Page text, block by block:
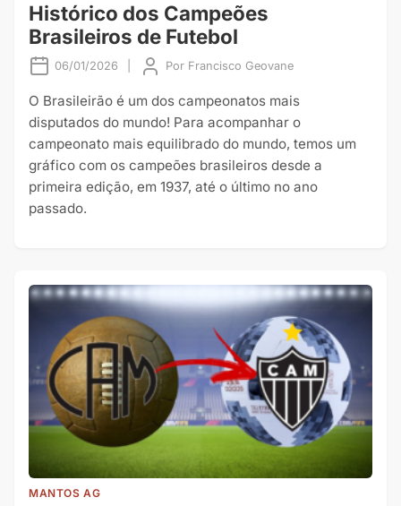
Histórico dos Campeões
Brasileiros de Futebol
06/01/2026 Por Francisco Geovane
O Brasileirão é um dos campeonatos mais
disputados do mundo! Para acompanhar o
campeonato mais equilibrado do mundo, temos um
gráfico com os campeões brasileiros desde a
primeira edição, em 1937, até o último no ano
passado.
MANTOS AG